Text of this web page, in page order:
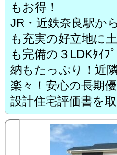
もお得！
JR・近鉄奈良駅か
も充実の好立地に
も完備の３LDKﾀｲﾌ
納もたっぷり！近
楽々！安心の長期
設計住宅評価書を